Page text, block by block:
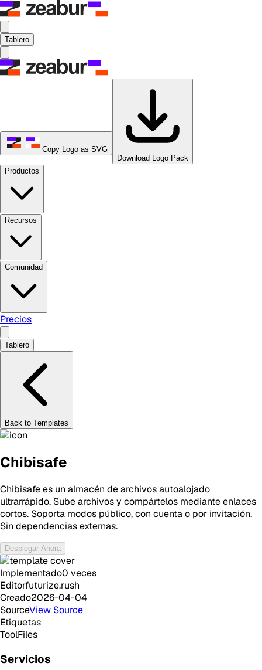
Tablero
Copy Logo as SVG
Download Logo Pack
Productos
Recursos
Comunidad
Precios
Tablero
Back to Templates
Chibisafe
Chibisafe es un almacén de archivos autoalojado
ultrarrápido. Sube archivos y compártelos mediante enlaces
cortos. Soporta modos público, con cuenta o por invitación.
Sin dependencias externas.
Desplegar Ahora
Implementado0 veces
Editorfuturize.rush
Creado2026-04-04
SourceView Source
Etiquetas
ToolFiles
Servicios